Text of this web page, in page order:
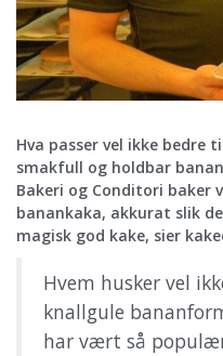
Hva passer vel ikke bedre
smakfull og holdbar
Bakeri og Conditori baker
banankaka, akkurat slik
magisk god kake, sier
Hvem husker vel
knallgule
har vært så